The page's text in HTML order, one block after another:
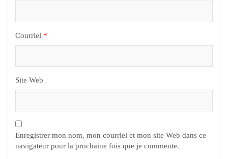
Courriel *
Site Web
Enregistrer mon nom, mon courriel et mon site Web dans ce
navigateur pour la prochaine fois que je commente.